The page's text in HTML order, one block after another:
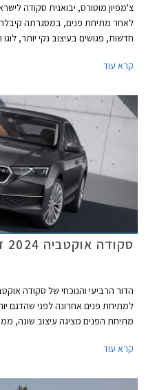
לאחר מתיחת פנים, במסגרתה קיבלה
חדשות, פגושים בעיצוב נקי יותר,
במחיר שובר שוק העומד על החל מ- 150,990 ₪.
קרא עוד
סקודה אוקטביה 2024 זוכה למתיחת פנים
למתיחת פנים אחרונה לפני שהדגם
מתיחת הפנים מציגה עיצוב שונה,
קרא עוד